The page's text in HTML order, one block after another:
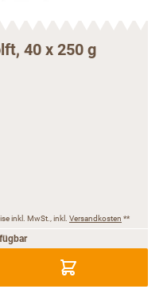
40 x 250 g
inkl. MwSt., inkl. Versandkosten **